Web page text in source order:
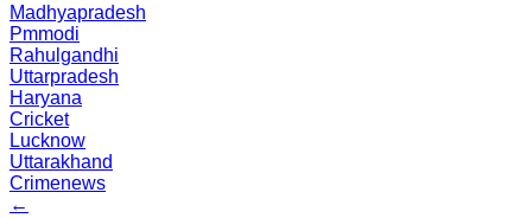
Madhyapradesh
Pmmodi
Rahulgandhi
Uttarpradesh
Haryana
Cricket
Lucknow
Uttarakhand
Crimenews
←